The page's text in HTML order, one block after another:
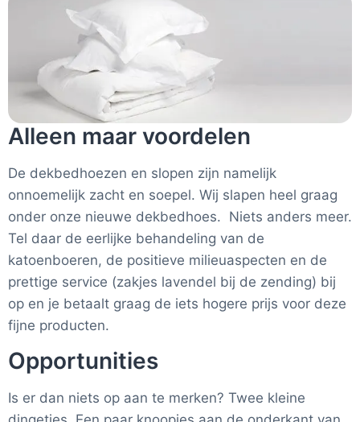
Alleen maar voordelen
De dekbedhoezen en slopen zijn namelijk
onnoemelijk zacht en soepel. Wij slapen heel graag
onder onze nieuwe dekbedhoes. Niets anders meer.
Tel daar de eerlijke behandeling van de
katoenboeren, de positieve milieuaspecten en de
prettige service (zakjes lavendel bij de zending) bij
op en je betaalt graag de iets hogere prijs voor deze
fijne producten.
Opportunities
Is er dan niets op aan te merken? Twee kleine